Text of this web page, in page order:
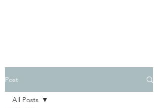
Post
All Posts